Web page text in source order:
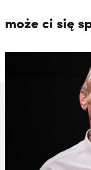
może ci się